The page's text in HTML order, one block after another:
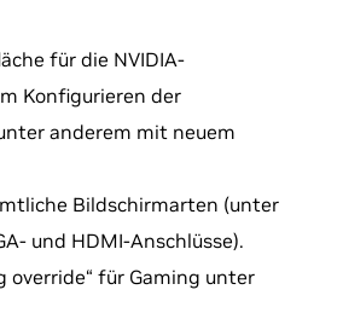
für die NVIDIA-
Konfigurieren der
anderem mit neuem
Bildschirmarten (unter
und HDMI-Anschlüsse).
override“ für Gaming unter